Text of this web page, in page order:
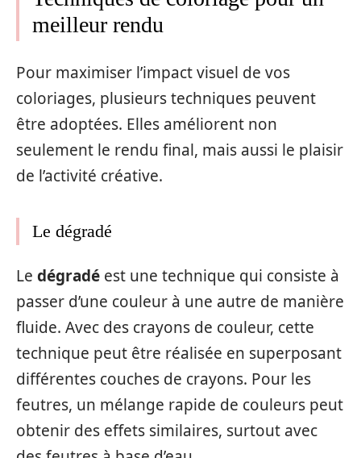
meilleur rendu
Pour maximiser l’impact visuel de vos
coloriages, plusieurs techniques peuvent
être adoptées. Elles améliorent non
seulement le rendu final, mais aussi le plaisir
de l’activité créative.
Le dégradé
Le dégradé est une technique qui consiste à
passer d’une couleur à une autre de manière
fluide. Avec des crayons de couleur, cette
technique peut être réalisée en superposant
différentes couches de crayons. Pour les
feutres, un mélange rapide de couleurs peut
obtenir des effets similaires, surtout avec